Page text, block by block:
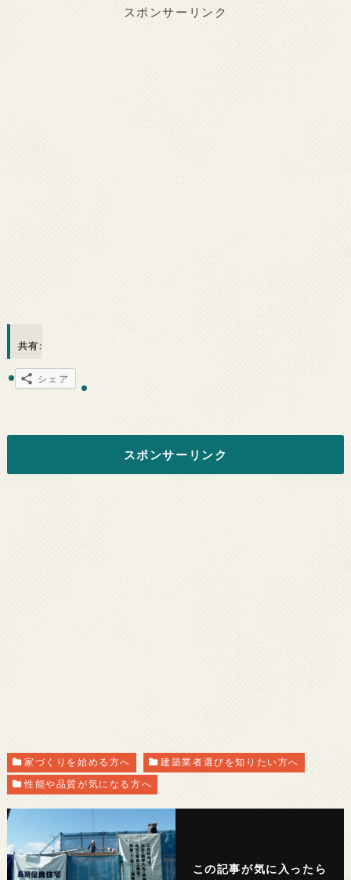
スポンサーリンク
共有:
シェア
スポンサーリンク
家づくりを始める方へ
建築業者選びを知りたい方へ
性能や品質が気になる方へ
この記事が気に入ったら